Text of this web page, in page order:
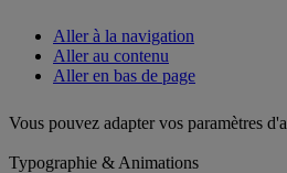
Aller à la navigation
Aller au contenu
Aller en bas de page
Vous pouvez adapter vos paramètres
Typographie & Animations